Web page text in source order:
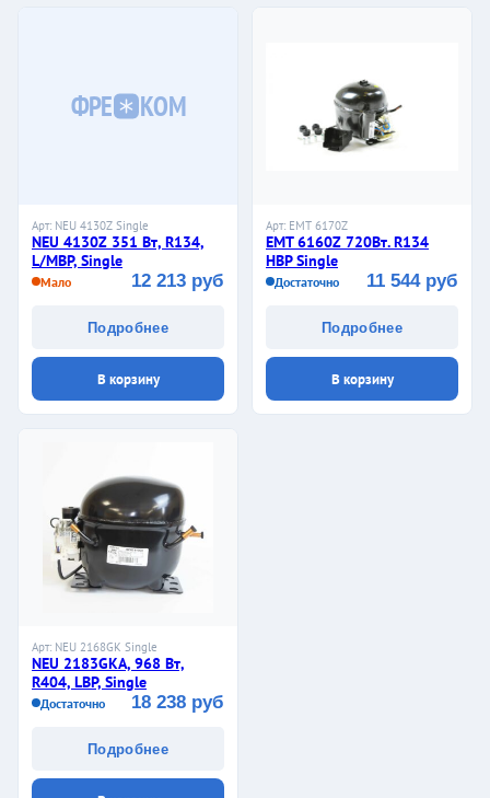
ФРЕ КОМ
Арт: NEU 4130Z Single
NEU 4130Z 351 Вт, R134,
L/MBP, Single
Мало 12 213 руб
Подробнее
В корзину
Арт: EMT 6170Z
EMT 6160Z 720Вт. R134
HBP Single
Достаточно 11 544 руб
Подробнее
В корзину
Арт: NEU 2168GK Single
NEU 2183GKA, 968 Вт,
R404, LBP, Single
Достаточно 18 238 руб
Подробнее